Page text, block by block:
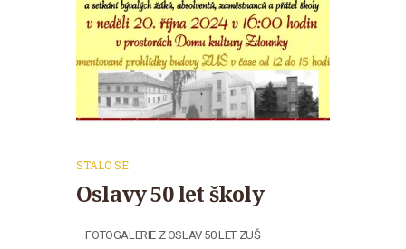
KONTAKT
STALO SE
Oslavy 50 let školy
FOTOGALERIE Z OSLAV 50 LET ZUŠ